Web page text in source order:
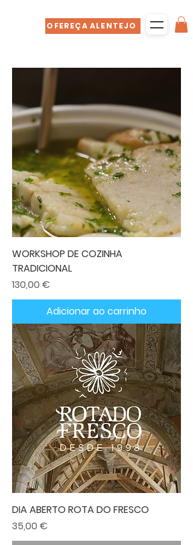
OFEREÇA ALENTEJO
WORKSHOP DE COZINHA
TRADICIONAL
Preço
130,00 €
Adicionar ao carrinho
DIA ABERTO ROTA DO FRESCO
Preço
35,00 €